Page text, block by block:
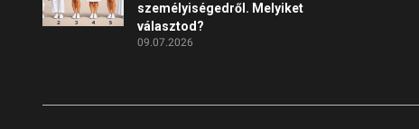
személyiségedről. Melyiket
választod?
09.07.2026